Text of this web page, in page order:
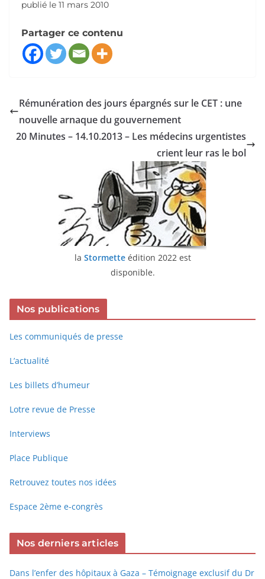
publié le 11 mars 2010
Partager ce contenu
Rémunération des jours épargnés sur le CET : une
nouvelle arnaque du gouvernement
20 Minutes – 14.10.2013 – Les médecins urgentistes
crient leur ras le bol
la Stormetteédition 2022 est
disponible.
Nos publications
Les communiqués de presse
L’actualité
Les billets d’humeur
Lotre revue de Presse
Interviews
Place Publique
Retrouvez toutes nos idées
Espace 2ème e-congrès
Nos derniers articles
Dans l’enfer des hôpitaux à Gaza – Témoignage exclusif du Dr